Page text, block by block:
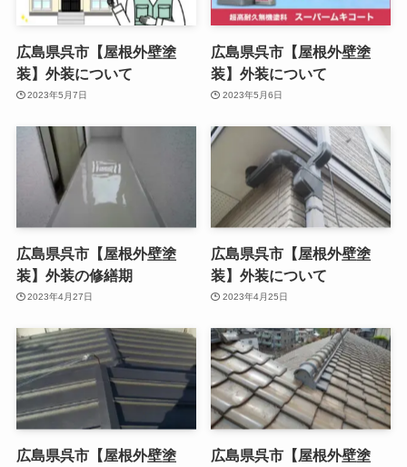
広島県呉市【屋根外壁塗
装】外装について
2023年5月7日
広島県呉市【屋根外壁塗
装】外装について
2023年5月6日
広島県呉市【屋根外壁塗
装】外装の修繕期
2023年4月27日
広島県呉市【屋根外壁塗
装】外装について
2023年4月25日
広島県呉市【屋根外壁塗
広島県呉市【屋根外壁塗